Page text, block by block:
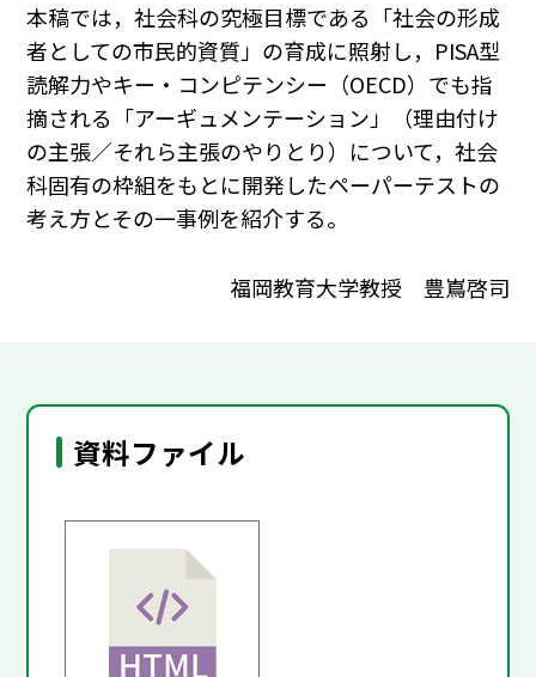
本稿では，社会科の究極目標である「社会の形成
者としての市民的資質」の育成に照射し，PISA型
読解力やキー・コンピテンシー（OECD）でも指
摘される「アーギュメンテーション」（理由付け
の主張／それら主張のやりとり）について，社会
科固有の枠組をもとに開発したペーパーテストの
考え方とその一事例を紹介する。
福岡教育大学教授 豊嶌啓司
資料ファイル